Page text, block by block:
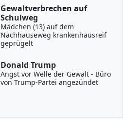
Gewaltverbrechen auf
Schulweg
Mädchen (13) auf dem
Nachhauseweg krankenhausreif
geprügelt
Donald Trump
Angst vor Welle der Gewalt - Büro
von Trump-Partei angezündet